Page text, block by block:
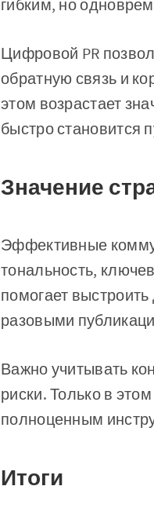
гибким, но
Цифровой PR
обратную связь и
этом возрастает
быстро становится
Значение
Эффективные
тональность,
помогает
разовыми
Важно учитывать
риски. Только в
полноценным
Итоги